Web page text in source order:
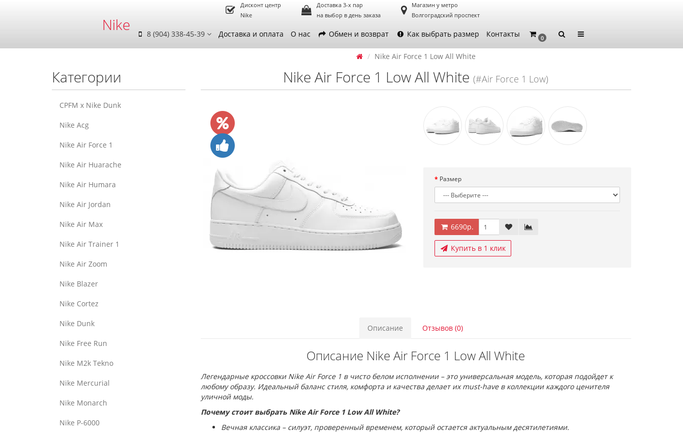
Nike
Дисконт центр
Nike
Доставка 3-х пар
на выбор в день заказа
Магазин у метро
Волгоградский проспект
8 (904) 338-45-39 Доставка и оплата О нас Обмен и возврат Как выбрать размер Контакты 0
Категории
CPFM x Nike Dunk
Nike Acg
Nike Air Force 1
Nike Air Huarache
Nike Air Humara
Nike Air Jordan
Nike Air Max
Nike Air Trainer 1
Nike Air Zoom
Nike Blazer
Nike Cortez
Nike Dunk
Nike Free Run
Nike M2k Tekno
Nike Mercurial
Nike Monarch
Nike P-6000
Nike Air Force 1 Low All White
Nike Air Force 1 Low All White (#Air Force 1 Low)
Размер
6690р.
Купить в 1 клик
Описание Отзывов (0)
Описание Nike Air Force 1 Low All White
Легендарные кроссовки Nike Air Force 1 в чисто белом исполнении – это универсальная модель, которая подойдет к
любому образу. Идеальный баланс стиля, комфорта и качества делает их must-have в коллекции каждого ценителя
уличной моды.
Почему стоит выбрать Nike Air Force 1 Low All White?
Вечная классика – силуэт, проверенный временем, который остается актуальным десятилетиями.